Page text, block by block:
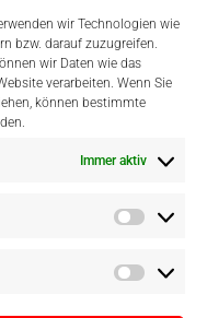
wir Technologien wie
bzw. darauf zuzugreifen.
wir Daten wie das
verarbeiten. Wenn Sie
können bestimmte
Immer aktiv